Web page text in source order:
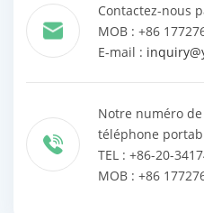
Contactez-nous
MOB : +86
E-mail :
Notre numéro
téléphone
TEL : +86-20-
MOB : +86